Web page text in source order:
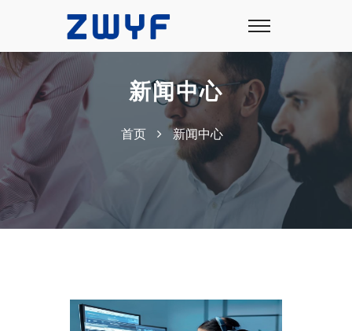
新闻中心
首页 新闻中心